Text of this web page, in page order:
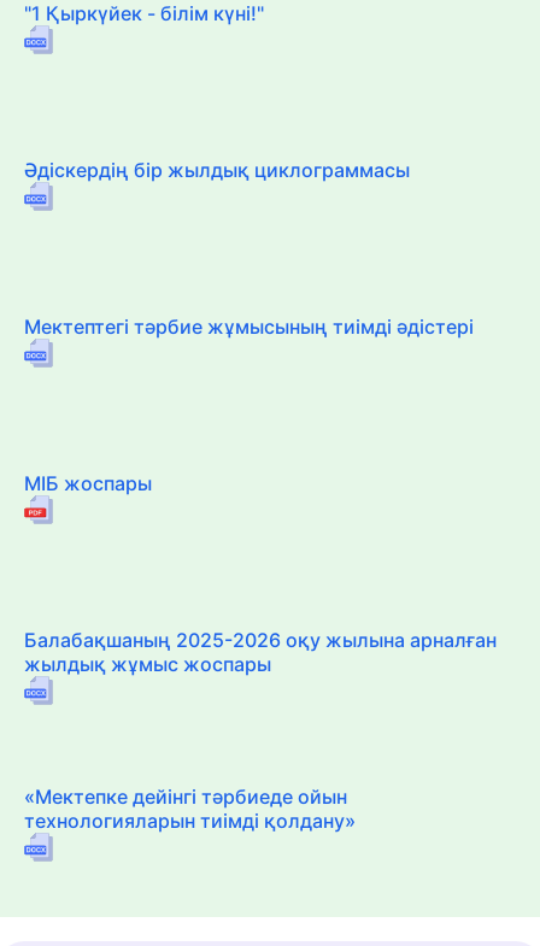
"1 Қыркүйек - білім күні!"
Әдіскердің бір жылдық циклограммасы
Мектептегі тәрбие жұмысының тиімді әдістері
МІБ жоспары
Балабақшаның 2025-2026 оқу жылына арналған
жылдық жұмыс жоспары
«Мектепке дейінгі тәрбиеде ойын
технологияларын тиімді қолдану»